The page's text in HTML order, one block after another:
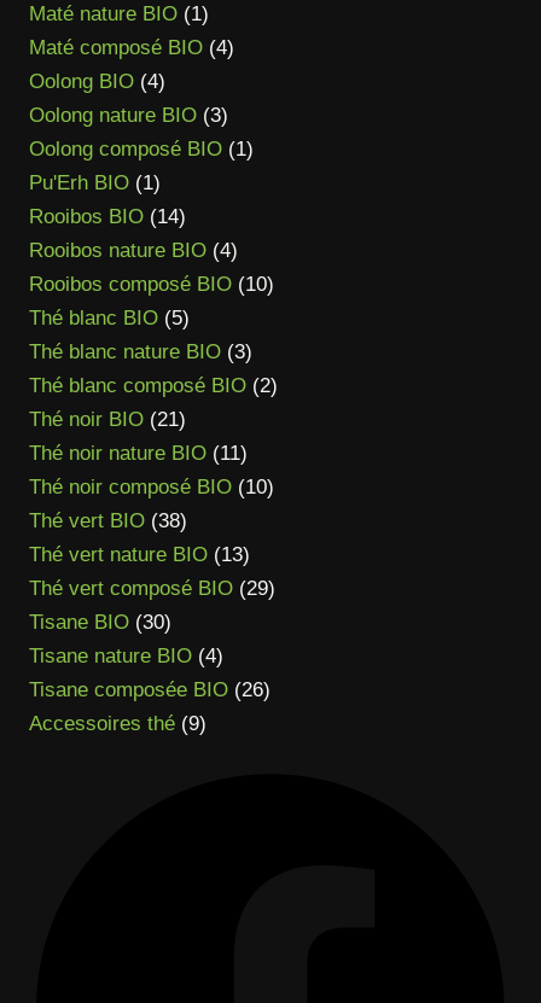
produits
Maté nature BIO 11
produit
Maté composé BIO 44
Oolong BIO 44
produits
Oolong nature BIO 33
produits
Oolong composé BIO 11
Pu'Erh BIO 11
produit
Rooibos BIO 1414
produits
Rooibos nature BIO 44
produits
Rooibos composé BIO 1010
Thé blanc BIO 55
produits
Thé blanc nature BIO 33
produits
Thé blanc composé BIO 22
Thé noir BIO 2121
produits
Thé noir nature BIO 1111
produits
Thé noir composé BIO 1010
Thé vert BIO 3838
produits
Thé vert nature BIO 1313
produits
Thé vert composé BIO 2929
Tisane BIO 3030
produits
Tisane nature BIO 44
produits
Tisane composée BIO 2626
Accessoires thé 99